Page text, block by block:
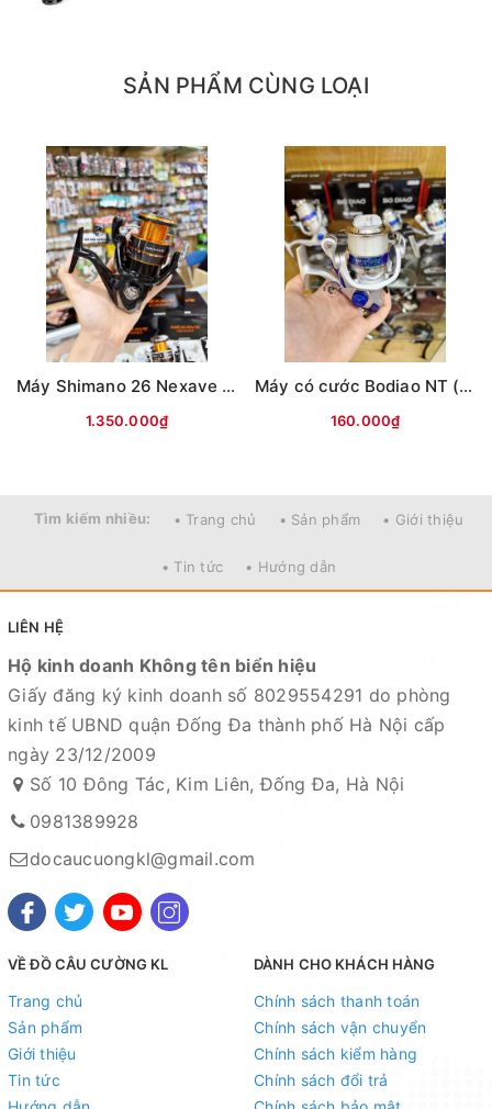
SẢN PHẨM CÙNG LOẠI
Máy Shimano 26 Nexave Đen cam(hộp Đen)
1.350.000₫
Máy có cước Bodiao NT (Bạc)
160.000₫
Tìm kiếm nhiều: • Trang chủ • Sản phẩm • Giới thiệu
• Tin tức • Hướng dẫn
LIÊN HỆ
Hộ kinh doanh Không tên biển hiệu
Giấy đăng ký kinh doanh số 8029554291 do phòng
kinh tế UBND quận Đống Đa thành phố Hà Nội cấp
ngày 23/12/2009
Số 10 Đông Tác, Kim Liên, Đống Đa, Hà Nội
0981389928
docaucuongkl@gmail.com
VỀ ĐỒ CÂU CƯỜNG KL
Trang chủ
Sản phẩm
Giới thiệu
Tin tức
DÀNH CHO KHÁCH HÀNG
Chính sách thanh toán
Chính sách vận chuyển
Chính sách kiểm hàng
Chính sách đổi trả